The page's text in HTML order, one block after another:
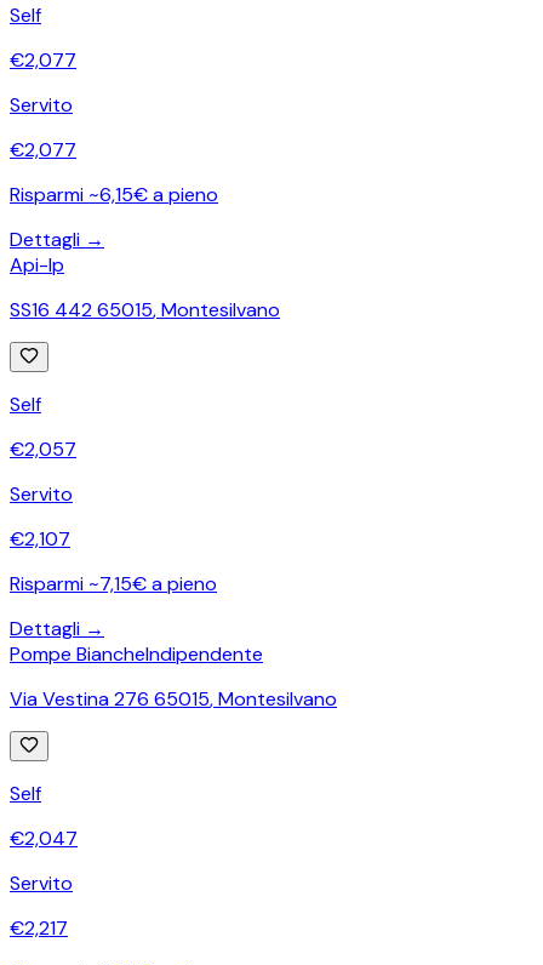
Self
€2,077
Servito
€2,077
Risparmi ~6,15€ a pieno
Dettagli →
Api-Ip
SS16 442 65015,Montesilvano
Self
€2,057
Servito
€2,107
Risparmi ~7,15€ a pieno
Dettagli →
Pompe BiancheIndipendente
Via Vestina 276 65015,Montesilvano
Self
€2,047
Servito
€2,217